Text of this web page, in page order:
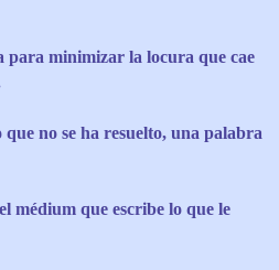
para minimizar la locura que cae
no se ha resuelto, una palabra
médium que escribe lo que le